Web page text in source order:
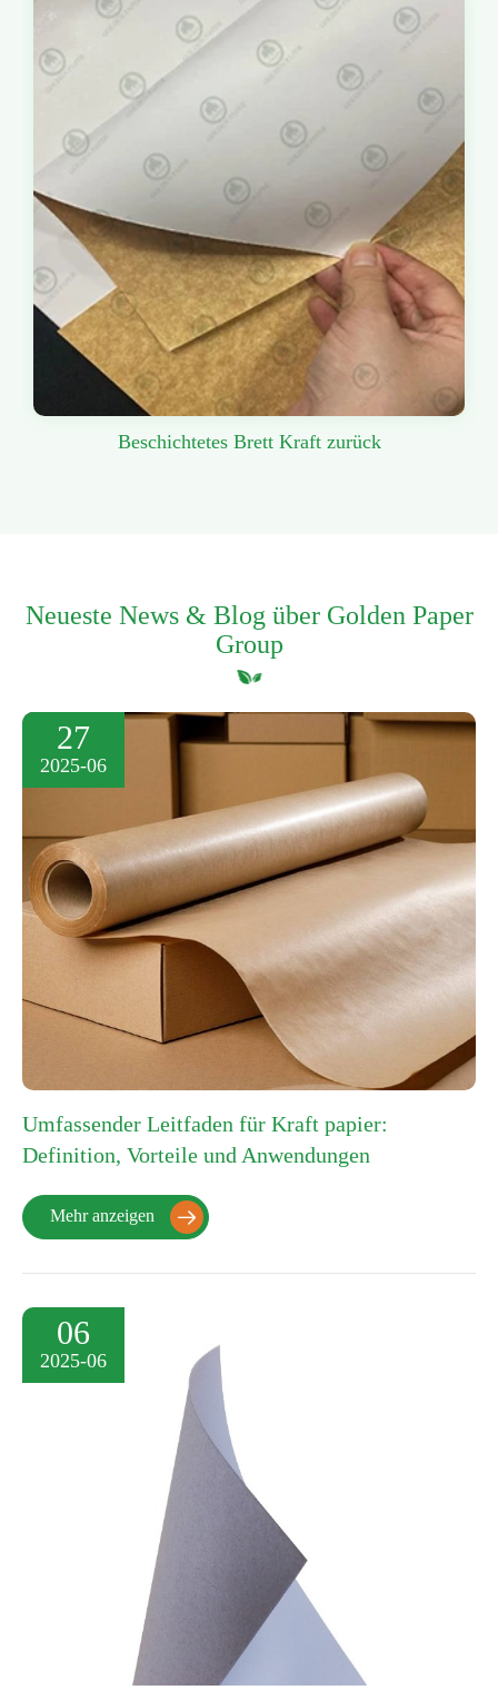
Beschichtetes Brett Kraft zurück
Neueste News & Blog über Golden Paper
Group
27
2025-06
Umfassender Leitfaden für Kraft papier:
Definition, Vorteile und Anwendungen
Mehr anzeigen 
06
2025-06